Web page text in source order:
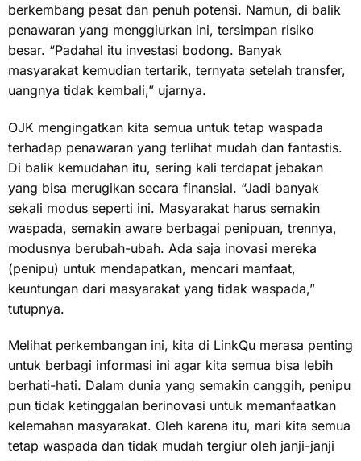
berkembang pesat dan penuh potensi. Namun, di balik
penawaran yang menggiurkan ini, tersimpan risiko
besar. “Padahal itu investasi bodong. Banyak
masyarakat kemudian tertarik, ternyata setelah transfer,
uangnya tidak kembali,” ujarnya.
OJK mengingatkan kita semua untuk tetap waspada
terhadap penawaran yang terlihat mudah dan fantastis.
Di balik kemudahan itu, sering kali terdapat jebakan
yang bisa merugikan secara finansial. “Jadi banyak
sekali modus seperti ini. Masyarakat harus semakin
waspada, semakin aware berbagai penipuan, trennya,
modusnya berubah-ubah. Ada saja inovasi mereka
(penipu) untuk mendapatkan, mencari manfaat,
keuntungan dari masyarakat yang tidak waspada,”
tutupnya.
Melihat perkembangan ini, kita di LinkQu merasa penting
untuk berbagi informasi ini agar kita semua bisa lebih
berhati-hati. Dalam dunia yang semakin canggih, penipu
pun tidak ketinggalan berinovasi untuk memanfaatkan
kelemahan masyarakat. Oleh karena itu, mari kita semua
tetap waspada dan tidak mudah tergiur oleh janji-janji